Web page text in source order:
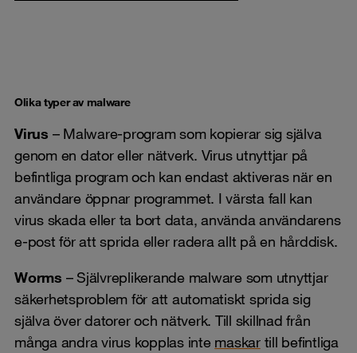
Olika typer av malware
Virus – Malware-program som kopierar sig själva
genom en dator eller nätverk. Virus utnyttjar på
befintliga program och kan endast aktiveras när en
användare öppnar programmet. I värsta fall kan
virus skada eller ta bort data, använda användarens
e-post för att sprida eller radera allt på en hårddisk.
Worms – Självreplikerande malware som utnyttjar
säkerhetsproblem för att automatiskt sprida sig
själva över datorer och nätverk. Till skillnad från
många andra virus kopplas inte maskartill befintliga